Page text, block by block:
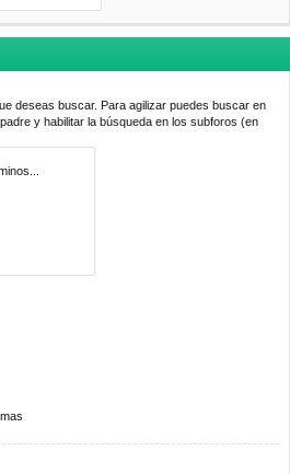
deseas buscar. Para agilizar puedes buscar en
y habilitar la búsqueda en los subforos (en